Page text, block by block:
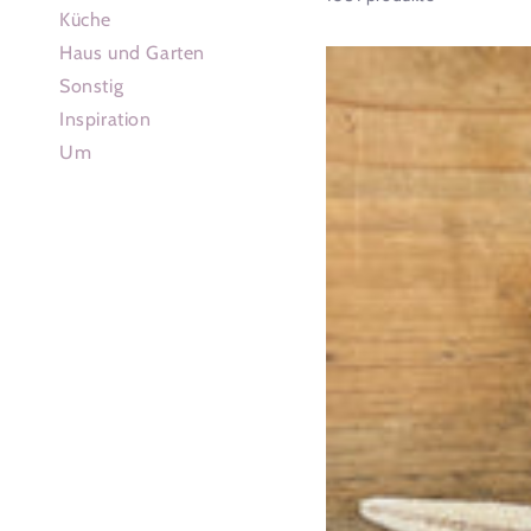
Küche
Haus und Garten
Sonstig
Inspiration
Um
zeester
maritiem
decoratiemateriaal